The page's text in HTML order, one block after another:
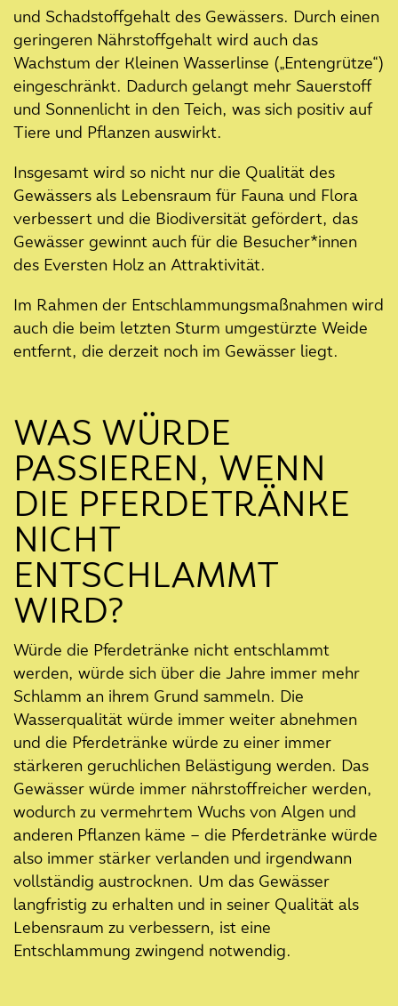
und Schadstoffgehalt des Gewässers. Durch einen
geringeren Nährstoffgehalt wird auch das
Wachstum der Kleinen Wasserlinse („Entengrütze“)
eingeschränkt. Dadurch gelangt mehr Sauerstoff
und Sonnenlicht in den Teich, was sich positiv auf
Tiere und Pflanzen auswirkt.
Insgesamt wird so nicht nur die Qualität des
Gewässers als Lebensraum für Fauna und Flora
verbessert und die Biodiversität gefördert, das
Gewässer gewinnt auch für die Besucher*innen
des Eversten Holz an Attraktivität.
Im Rahmen der Entschlammungsmaßnahmen wird
auch die beim letzten Sturm umgestürzte Weide
entfernt, die derzeit noch im Gewässer liegt.
WAS WÜRDE
PASSIEREN, WENN
DIE PFERDETRÄNKE
NICHT
ENTSCHLAMMT
WIRD?
Würde die Pferdetränke nicht entschlammt
werden, würde sich über die Jahre immer mehr
Schlamm an ihrem Grund sammeln. Die
Wasserqualität würde immer weiter abnehmen
und die Pferdetränke würde zu einer immer
stärkeren geruchlichen Belästigung werden. Das
Gewässer würde immer nährstoffreicher werden,
wodurch zu vermehrtem Wuchs von Algen und
anderen Pflanzen käme – die Pferdetränke würde
also immer stärker verlanden und irgendwann
vollständig austrocknen. Um das Gewässer
langfristig zu erhalten und in seiner Qualität als
Lebensraum zu verbessern, ist eine
Entschlammung zwingend notwendig.
FESTIVAL
14. August 2023
Wie werden Schlossgarten und
Eversten Holz von wem genutzt?
27. Juni 2023
Wie ist der aktuelle Stand?
23. Juni 2023
Waldforschungs-Heft für das
Eversten Holz
02. Juni 2023
Einige wichtige Punkte
zusammengefasst
28. April 2023
12. April 2023
Mit dem Klima-Rundgang den
regionalen Klimawandel
kennenlernen
30. März 2023